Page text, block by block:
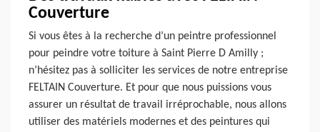
Couverture
Si vous êtes à la recherche d’un peintre professionnel
pour peindre votre toiture à Saint Pierre D Amilly ;
n’hésitez pas à solliciter les services de notre entreprise
FELTAIN Couverture. Et pour que nous puissions vous
assurer un résultat de travail irréprochable, nous allons
utiliser des matériels modernes et des peintures qui